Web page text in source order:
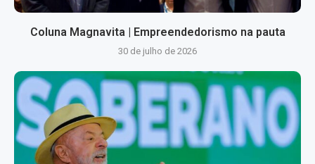
Coluna Magnavita | Empreendedorismo na pauta
30 de julho de 2026